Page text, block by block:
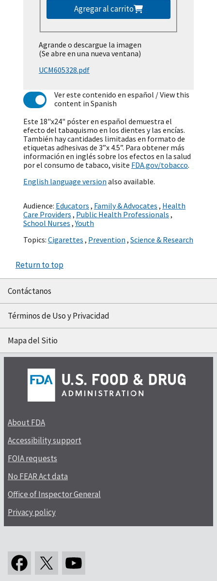
Agregar al carrito
Agrande o descargue la imagen
(Se abre en una nueva ventana)
UCM605328.pdf
Ver este contenido en español / View this
content in Spanish
Este 18"x24" póster en español demuestra el
efecto del tabaquismo en los dientes y las encías.
También hay cantidades limitadas en formato de
etiquetas adhesivas de 3”x 4.5”. Para obtener más
información en inglés sobre los efectos en la salud
por el consumo de tabaco, visite FDA.gov/tobacco.
English language version also available.
Audience: Educators , Family & Advocates , Health
Care Providers , Public Health Professionals ,
School Nurses ,Youth
Topics: Cigarettes , Prevention , Science & Research
Return to top
Contáctanos
Términos de Uso y Privacidad
Mapa del Sitio
About FDA
Accessibility support
FOIA requests
No FEAR Act data
Office of Inspector General
Privacy policy